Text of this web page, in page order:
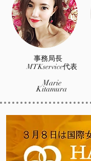
事務局長
MTKservice代表
Marie
Kitamura